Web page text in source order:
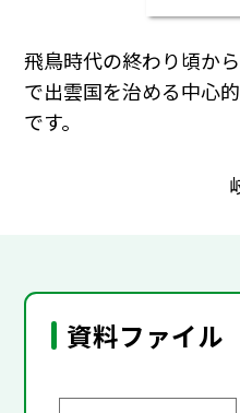
飛鳥時代の終わり頃か
で出雲国を治める中心
です。
資料ファイル